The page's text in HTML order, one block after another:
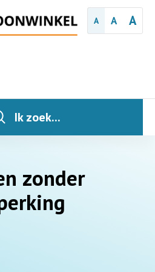
A A A
Ik zoek...
zonder